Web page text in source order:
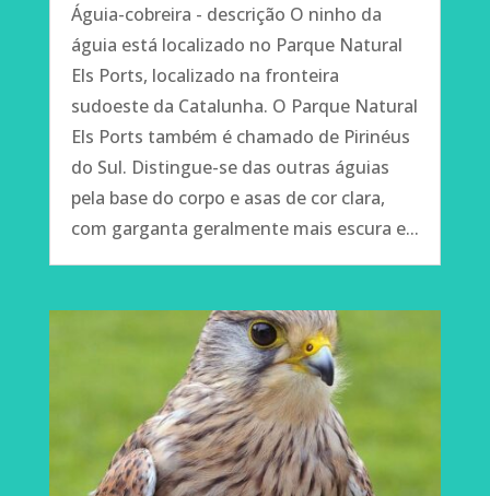
Águia-cobreira - descrição O ninho da
águia está localizado no Parque Natural
Els Ports, localizado na fronteira
sudoeste da Catalunha. O Parque Natural
Els Ports também é chamado de Pirinéus
do Sul. Distingue-se das outras águias
pela base do corpo e asas de cor clara,
com garganta geralmente mais escura e...